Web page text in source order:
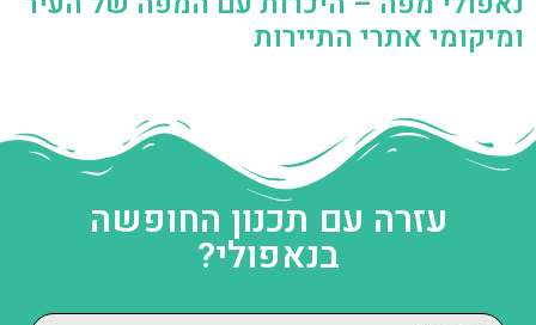
ומיקומי אתרי התיירות
עזרה עם תכנון החופשה
בנאפולי?